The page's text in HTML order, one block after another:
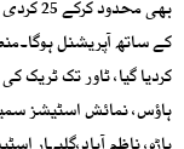
کے ساتھ آپریشنل